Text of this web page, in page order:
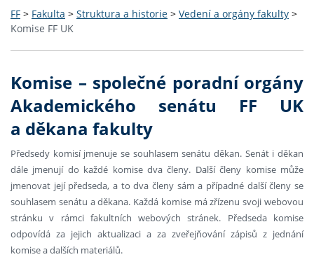
FF > Fakulta > Struktura a historie > Vedení a orgány fakulty >
Komise FF UK
Komise – společné poradní orgány
Akademického senátu FF UK
a děkana fakulty
Předsedy komisí jmenuje se souhlasem senátu děkan. Senát i děkan
dále jmenují do každé komise dva členy. Další členy komise může
jmenovat její předseda, a to dva členy sám a případné další členy se
souhlasem senátu a děkana. Každá komise má zřízenu svoji webovou
stránku v rámci fakultních webových stránek. Předseda komise
odpovídá za jejich aktualizaci a za zveřejňování zápisů z jednání
komise a dalších materiálů.